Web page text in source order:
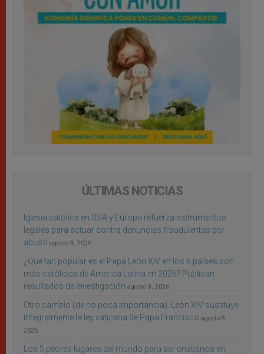
ÚLTIMAS NOTICIAS
Iglesia católica en USA y Europa refuerza instrumentos
legales para actuar contra denuncias fraudulentas por
abuso agosto 9, 2026
¿Qué tan popular es el Papa León XIV en los 6 países con
más católicos de América Latina en 2026? Publican
resultados de investigación agosto 9, 2026
Otro cambio (de no poca importancia): León XIV sustituye
integralmente la ley vaticana de Papa Francisco agosto 8,
2026
Los 5 peores lugares del mundo para ser cristianos en